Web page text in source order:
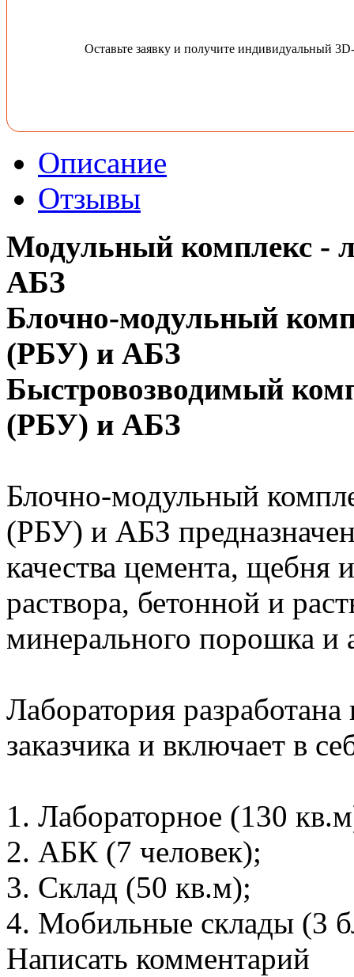
Оставьте заявку и получите индивидуальный
Описание
Отзывы
Модульный комплекс -
АБЗ
Блочно-модульный
(РБУ) и АБЗ
Быстровозводимый
(РБУ) и АБЗ
Блочно-модульный
(РБУ) и АБЗ
качества цемента, щебня
раствора, бетонной и
минерального порошка и
Лаборатория
заказчика и включает в
1. Лабораторное (130
2. АБК (7 человек);
3. Склад (50 кв.м);
4. Мобильные склады (3
Написать комментарий